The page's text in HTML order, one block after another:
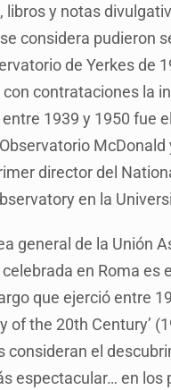
libros y notas
considera pudieron
de Yerkes de
contrataciones la
1939 y 1950 fue
McDonald
director del
en la
general de la Unión
en Roma es
que ejerció entre
of the 20th Century’
consideran el
espectacular… en los